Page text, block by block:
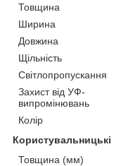
Товщина
Ширина
Довжина
Щільність
Світлопропускання
Захист від УФ-
випромінювань
Колір
Користувальницькі
Товщина (мм)